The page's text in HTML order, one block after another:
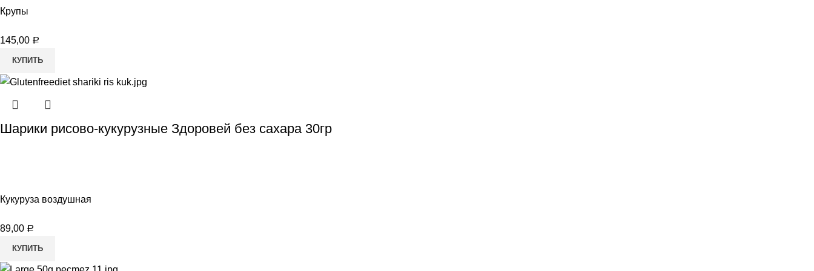
Крупы
145,00 Р
КУПИТЬ
Шарики рисово-кукурузные Здоровей без сахара 30гр
Кукуруза воздушная
89,00 Р
КУПИТЬ